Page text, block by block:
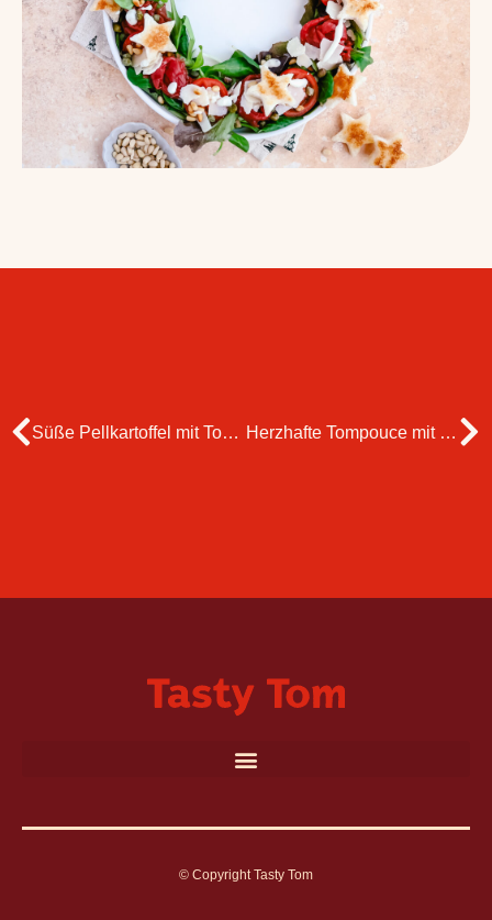
Süße Pellkartoffel mit Tomatensalat Herzhafte Tompouce mit Ziegenkäse
© Copyright Tasty Tom